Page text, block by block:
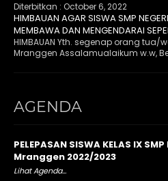
Diterbitkan : October 6, 2022
HIMBAUAN AGAR SISWA SMP
MEMBAWA DAN MENGENDARAI
HIMBAUAN Yth. segenap orang tua/
Mranggen Assalamualaikum w.w,
AGENDA
PELEPASAN SISWA KELAS IX
Mranggen 2022/2023
Lihat Agenda...